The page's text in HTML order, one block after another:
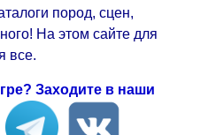
пород, сцен,
На этом сайте для
все.
Заходите в наши